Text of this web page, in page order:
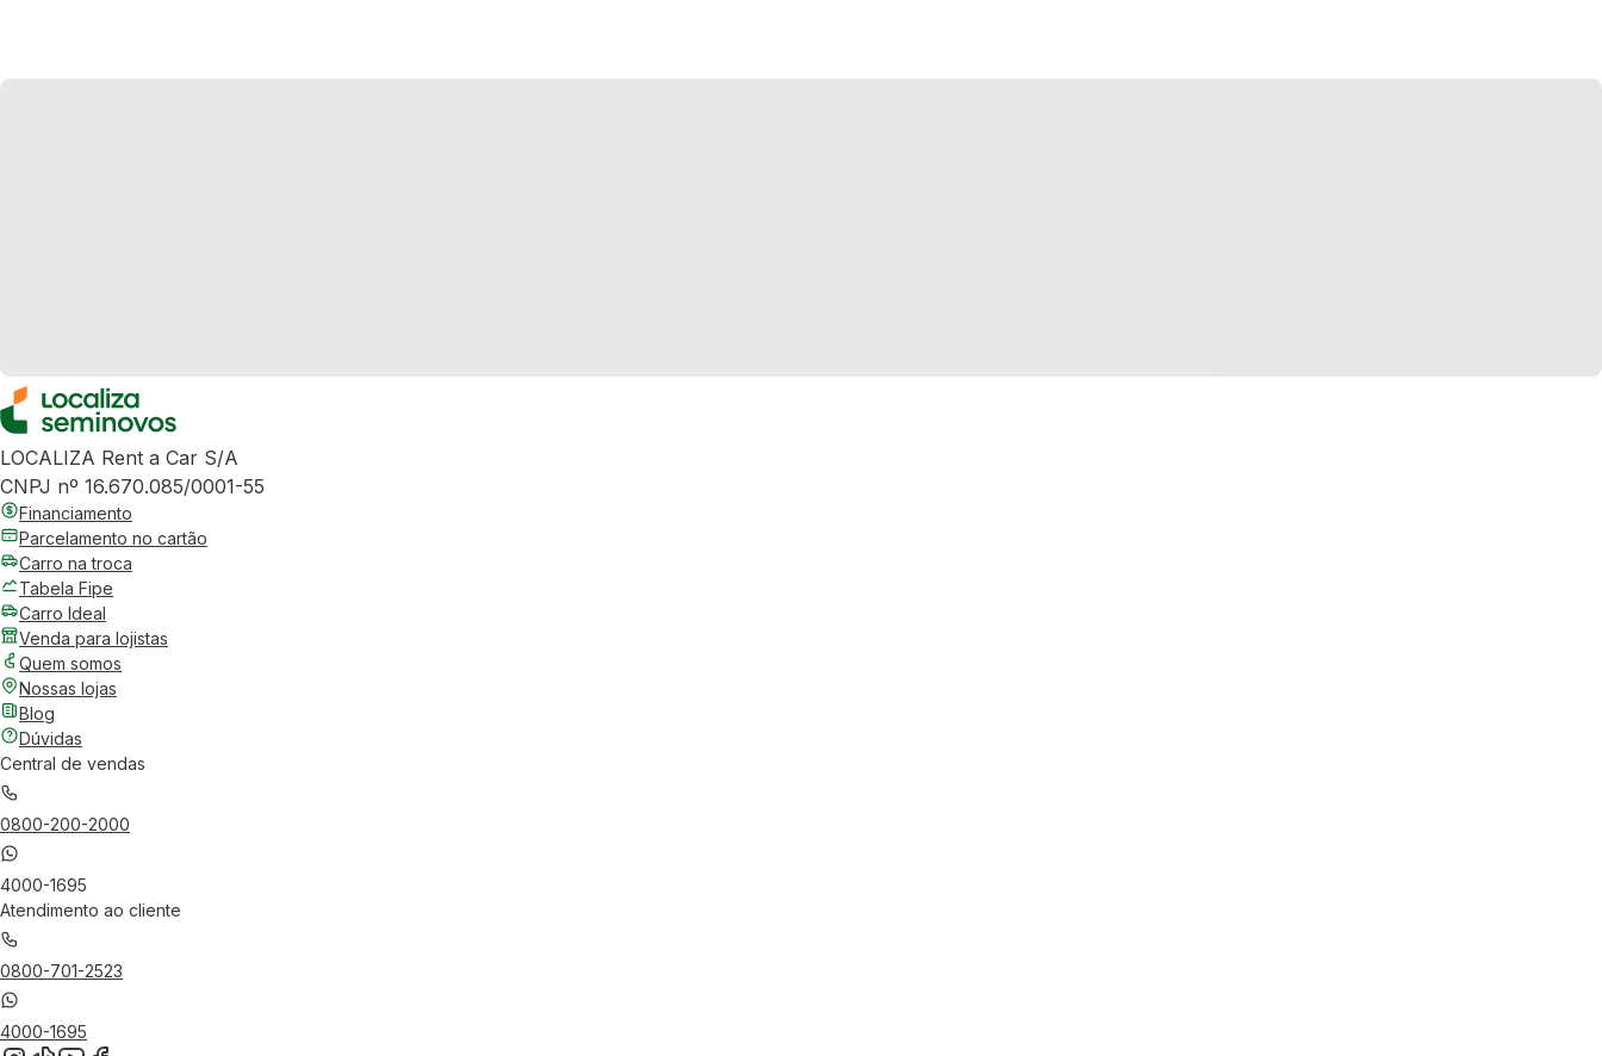
LOCALIZA Rent a Car S/A
CNPJ nº 16.670.085/0001-55
Financiamento
Parcelamento no cartão
Carro na troca
Tabela Fipe
Carro Ideal
Venda para lojistas
Quem somos
Nossas lojas
Blog
Dúvidas
Central de vendas
0800-200-2000
4000-1695
Atendimento ao cliente
0800-701-2523
4000-1695